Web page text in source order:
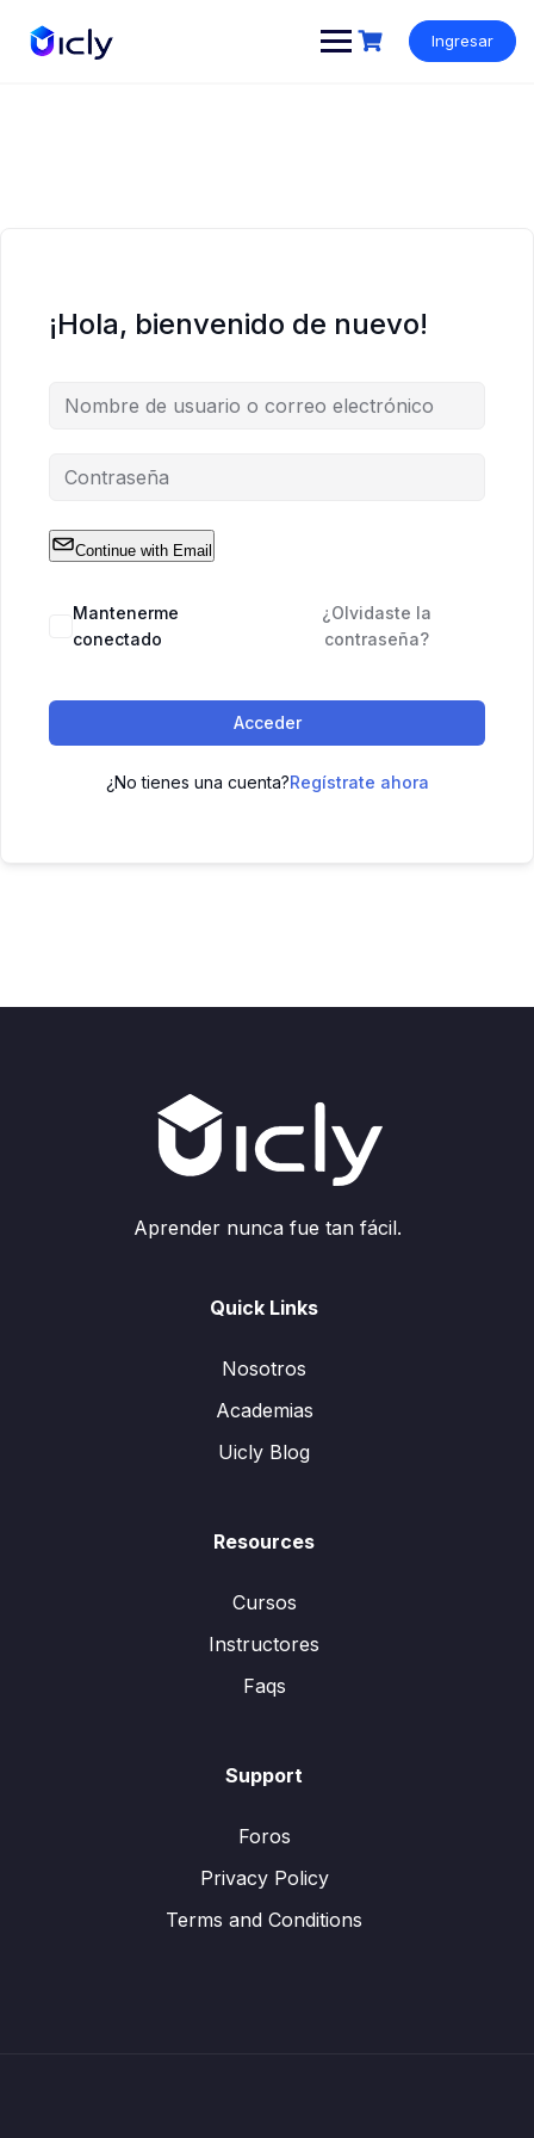
Ingresar
¡Hola, bienvenido de nuevo!
Continue with Email
Mantenerme
conectado
¿Olvidaste la
contraseña?
Acceder
¿No tienes una cuenta?Regístrate ahora
Aprender nunca fue tan fácil.
Quick Links
Nosotros
Academias
Uicly Blog
Resources
Cursos
Instructores
Faqs
Support
Foros
Privacy Policy
Terms and Conditions